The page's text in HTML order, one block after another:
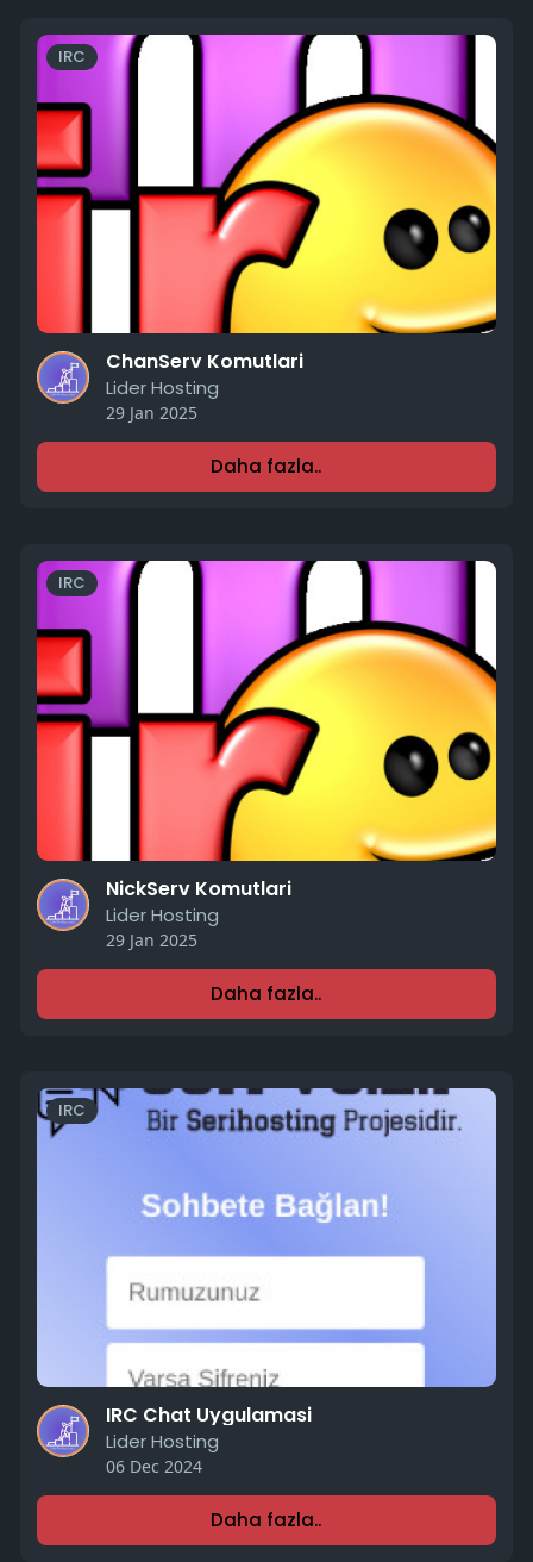
IRC
ChanServ Komutlari
Lider Hosting
29 Jan 2025
Daha fazla..
IRC
NickServ Komutlari
Lider Hosting
29 Jan 2025
Daha fazla..
IRC
IRC Chat Uygulamasi
Lider Hosting
06 Dec 2024
Daha fazla..